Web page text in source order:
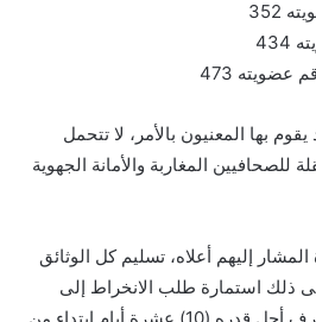
352
473
قد يقوم بها المعنيون بالأمر، لا تتحمل
للصحافيين المغاربة والأمانة الجهوية
المشار إليهم أعلاه، تسليم كل الوثائق
ذلك استمارة طلب الانخراط إلى
السيد الأمين الجهوي في ظرف أجل قدره (10) عشرة أيام ابتداء من